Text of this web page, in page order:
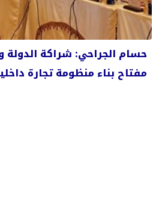
حسام الجراحي: شراكة الدولة
مفتاح بناء منظومة تجارة